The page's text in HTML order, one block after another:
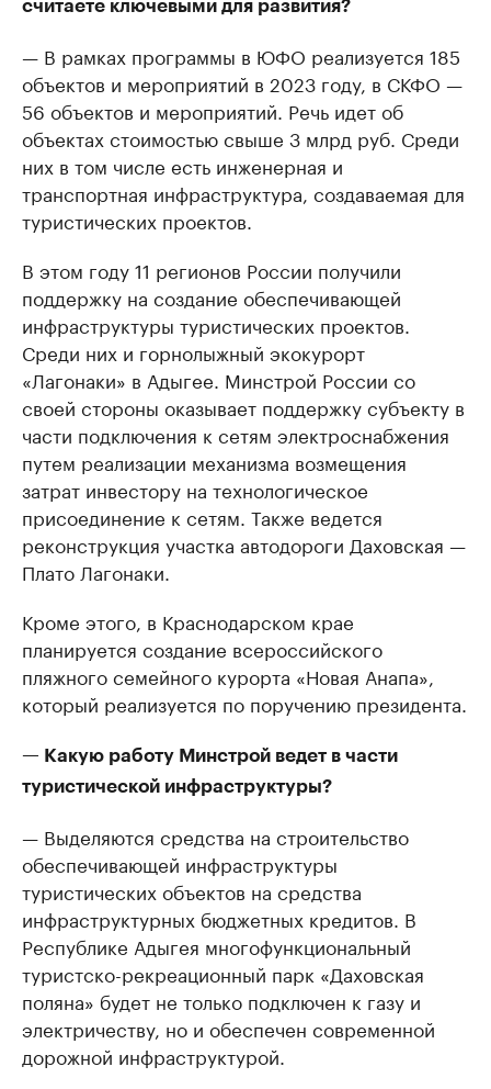
считаете ключевыми для развития?
— В рамках программы в ЮФО реализуется 185
объектов и мероприятий в 2023 году, в СКФО —
56 объектов и мероприятий. Речь идет об
объектах стоимостью свыше 3 млрд руб. Среди
них в том числе есть инженерная и
транспортная инфраструктура, создаваемая для
туристических проектов.
В этом году 11 регионов России получили
поддержку на создание обеспечивающей
инфраструктуры туристических проектов.
Среди них и горнолыжный экокурорт
«Лагонаки» в Адыгее. Минстрой России со
своей стороны оказывает поддержку субъекту в
части подключения к сетям электроснабжения
путем реализации механизма возмещения
затрат инвестору на технологическое
присоединение к сетям. Также ведется
реконструкция участка автодороги Даховская —
Плато Лагонаки.
Кроме этого, в Краснодарском крае
планируется создание всероссийского
пляжного семейного курорта «Новая Анапа»,
который реализуется по поручению президента.
— Какую работу Минстрой ведет в части
туристической инфраструктуры?
— Выделяются средства на строительство
обеспечивающей инфраструктуры
туристических объектов на средства
инфраструктурных бюджетных кредитов. В
Республике Адыгея многофункциональный
туристско-рекреационный парк «Даховская
поляна» будет не только подключен к газу и
электричеству, но и обеспечен современной
дорожной инфраструктурой.